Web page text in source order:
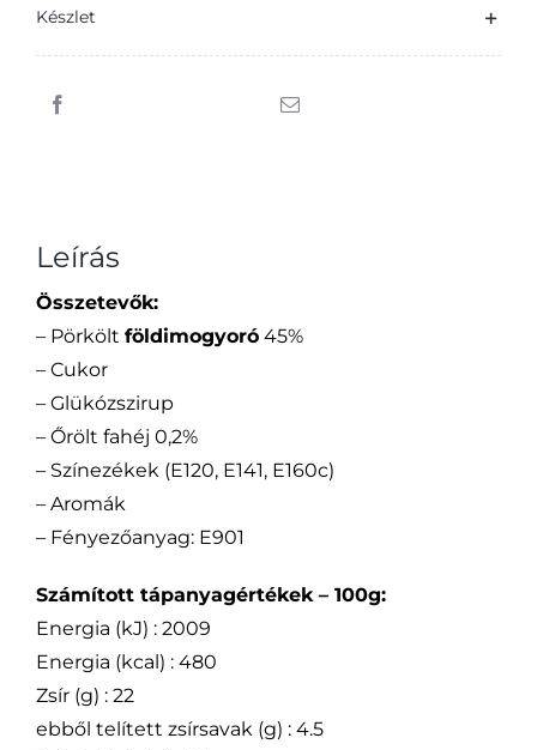
Készlet
Leírás
Összetevők:
– Pörkölt földimogyoró45%
– Cukor
– Glükózszirup
– Őrölt fahéj 0,2%
– Színezékek (E120, E141, E160c)
– Aromák
– Fényezőanyag: E901
Számított tápanyagértékek – 100g:
Energia (kJ) : 2009
Energia (kcal) : 480
Zsír (g) : 22
ebből telített zsírsavak (g) : 4.5